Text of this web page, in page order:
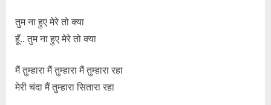
तुम ना हुए मेरे तो क्या
हूँ.. तुम ना हुए मेरे तो क्या
मैं तुम्हारा मैं तुम्हारा मैं तुम्हारा रहा
मेरी चंदा मैं तुम्हारा सितारा रहा